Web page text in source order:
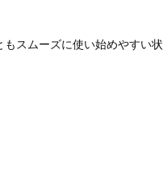
スムーズに使い始めやすい